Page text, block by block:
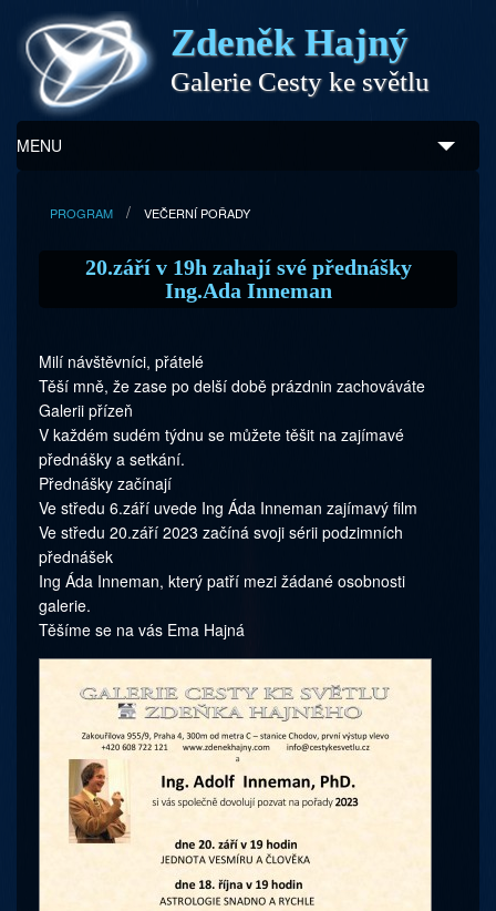
Zdeněk Hajný
Galerie Cesty ke světlu
MENU
Program
Doprovodný prodej
Kontakty
PROGRAM VEČERNÍ POŘADY
20.září v 19h zahají své přednášky
Ing.Ada Inneman
Milí návštěvníci, přátelé
Těší mně, že zase po delší době prázdnin zachováváte
Galerii přízeň
V každém sudém týdnu se můžete těšit na zajímavé
přednášky a setkání.
Přednášky začínají
Ve středu 6.září uvede Ing Áda Inneman zajímavý film
Ve středu 20.září 2023 začíná svoji sérii podzimních
přednášek
Ing Áda Inneman, který patří mezi žádané osobnosti
galerie.
Těšíme se na vás Ema Hajná